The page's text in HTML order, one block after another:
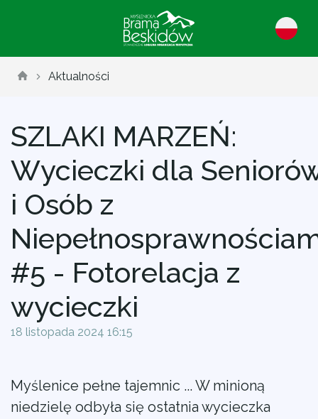
Aktualności
SZLAKI MARZEŃ:
Wycieczki dla
i Osób z
#5 - Fotorelacja z
wycieczki
18 listopada 2024 16:15
Myślenice pełne tajemnic ... W minioną
niedzielę odbyła się ostatnia wycieczka